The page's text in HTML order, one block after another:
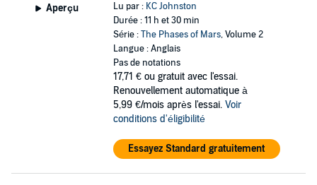
Aperçu
Lu par : KC Johnston
Durée : 11 h et 30 min
Série :The Phases of Mars, Volume 2
Langue : Anglais
Pas de notations
17,71 € ou gratuit avec l'essai.
Renouvellement automatique à
5,99 €/mois après l'essai. Voir
conditions d'éligibilité
Essayez Standard gratuitement